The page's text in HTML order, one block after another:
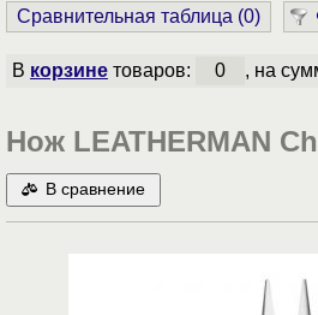
Сравнительная таблица (0)
В корзинетоваров: 0 , на
Нож LEATHERMAN
В сравнение